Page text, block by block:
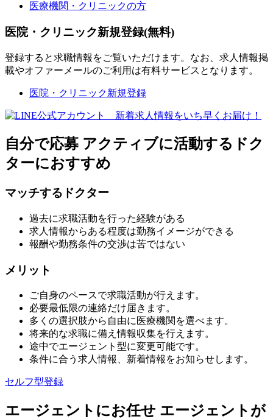
医療機関・クリニックの方
医院・クリニック新規登録(無料)
登録すると求職情報をご覧いただけます。なお、求人情報掲
載やオファーメールのご利用は有料サービスとなります。
医院・クリニック新規登録
自分で応募 アクティブに活動するドク
ターにおすすめ
マッチするドクター
過去に求職活動を行った経験がある
求人情報からある程度は勤務イメージができる
報酬や勤務条件の交渉は苦ではない
メリット
ご自身のペースで求職活動が行えます。
必要最低限の連絡だけ届きます。
多くの選択肢から自由に医療機関を選べます。
将来的な求職に備え情報収集を行えます。
途中でエージェント型に変更可能です。
条件に合う求人情報、新着情報をお知らせします。
セルフ型登録
エージェントにお任せ エージェントが